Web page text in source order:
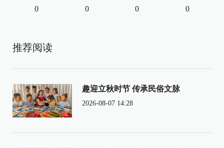
0 0 0 0
推荐阅读
趣迎立秋时节 传承民俗文脉
2026-08-07 14:28